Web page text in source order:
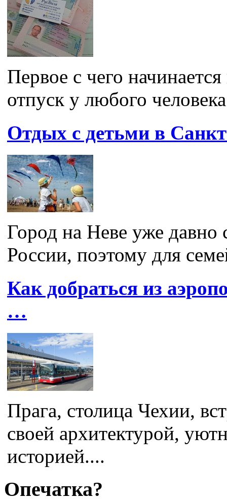
Первое с чего
отпуск у любого
Отдых с детьми в
Город на Неве уже давно
России, поэтому для
Как добраться из
…
Прага, столица Чехии,
своей архитектурой,
историей....
Опечатка?